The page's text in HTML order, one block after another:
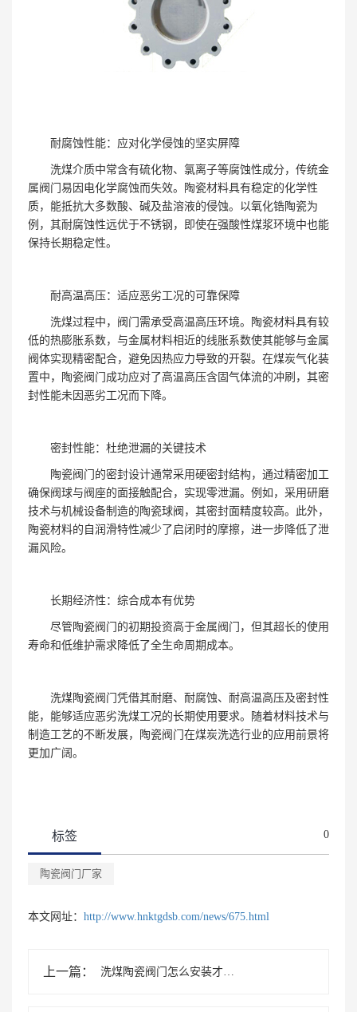
耐腐蚀性能：应对化学侵蚀的坚实屏障
洗煤介质中常含有硫化物、氯离子等腐蚀性成分，传统金
属阀门易因电化学腐蚀而失效。陶瓷材料具有稳定的化学性
质，能抵抗大多数酸、碱及盐溶液的侵蚀。以氧化锆陶瓷为
例，其耐腐蚀性远优于不锈钢，即使在强酸性煤浆环境中也能
保持长期稳定性。
耐高温高压：适应恶劣工况的可靠保障
洗煤过程中，阀门需承受高温高压环境。陶瓷材料具有较
低的热膨胀系数，与金属材料相近的线胀系数使其能够与金属
阀体实现精密配合，避免因热应力导致的开裂。在煤炭气化装
置中，陶瓷阀门成功应对了高温高压含固气体流的冲刷，其密
封性能未因恶劣工况而下降。
密封性能：杜绝泄漏的关键技术
陶瓷阀门的密封设计通常采用硬密封结构，通过精密加工
确保阀球与阀座的面接触配合，实现零泄漏。例如，采用研磨
技术与机械设备制造的陶瓷球阀，其密封面精度较高。此外，
陶瓷材料的自润滑特性减少了启闭时的摩擦，进一步降低了泄
漏风险。
长期经济性：综合成本有优势
尽管陶瓷阀门的初期投资高于金属阀门，但其超长的使用
寿命和低维护需求降低了全生命周期成本。
洗煤陶瓷阀门凭借其耐磨、耐腐蚀、耐高温高压及密封性
能，能够适应恶劣洗煤工况的长期使用要求。随着材料技术与
制造工艺的不断发展，陶瓷阀门在煤炭洗选行业的应用前景将
更加广阔。
标签 0
陶瓷阀门厂家
本文网址： http://www.hnktgdsb.com/news/675.html
上一篇： 洗煤陶瓷阀门怎么安装才能避免泄漏问题发生？